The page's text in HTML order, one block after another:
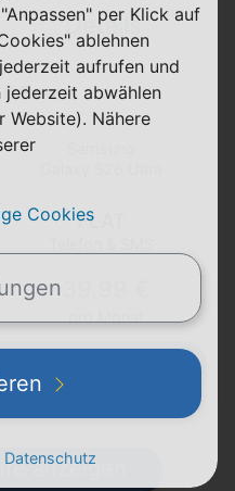
Details
Bonus
FLAT
anzeigen
per Klick auf
ablehnen
aufrufen und
abwählen
Website). Nähere
Cookies
Datenschutz